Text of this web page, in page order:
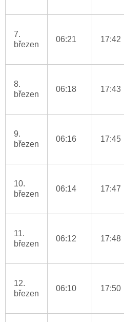
7.
březen
06:21 17:42
8.
březen
06:18 17:43
9.
březen
06:16 17:45
10.
březen
06:14 17:47
11.
březen
06:12 17:48
12.
březen
06:10 17:50